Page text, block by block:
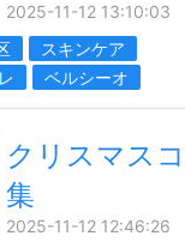
2025-11-12 13:10:03
スキンケア
ベルシーオ
クリスマス
集
2025-11-12 12:46:26